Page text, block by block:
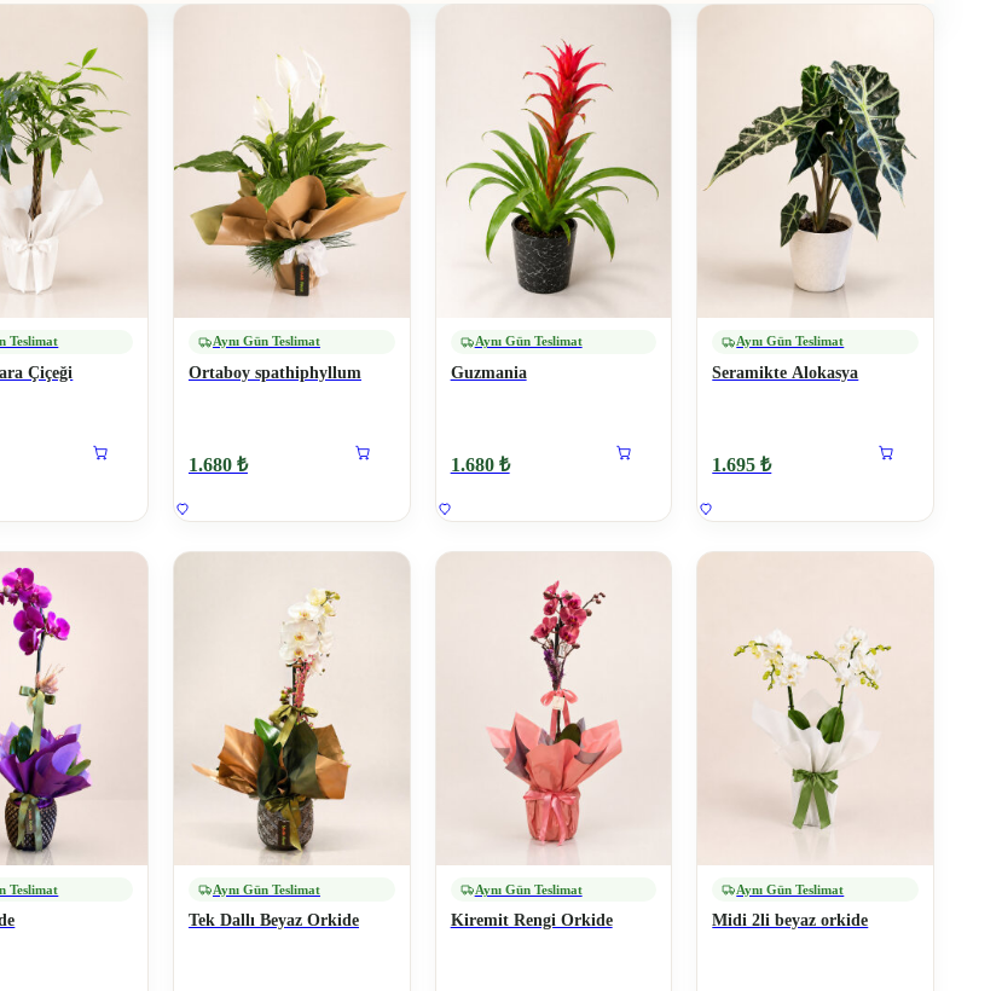
Teslimat
Çiçeği
Aynı Gün Teslimat
Ortaboy spathiphyllum
1.680 ₺
Aynı Gün Teslimat
Guzmania
1.680 ₺
Aynı Gün Teslimat
Seramikte Alokasya
1.695 ₺
Teslimat Aynı Gün Teslimat
Tek Dallı Beyaz Orkide
Aynı Gün Teslimat
Kiremit Rengi Orkide
Aynı Gün Teslimat
Midi 2li beyaz orkide